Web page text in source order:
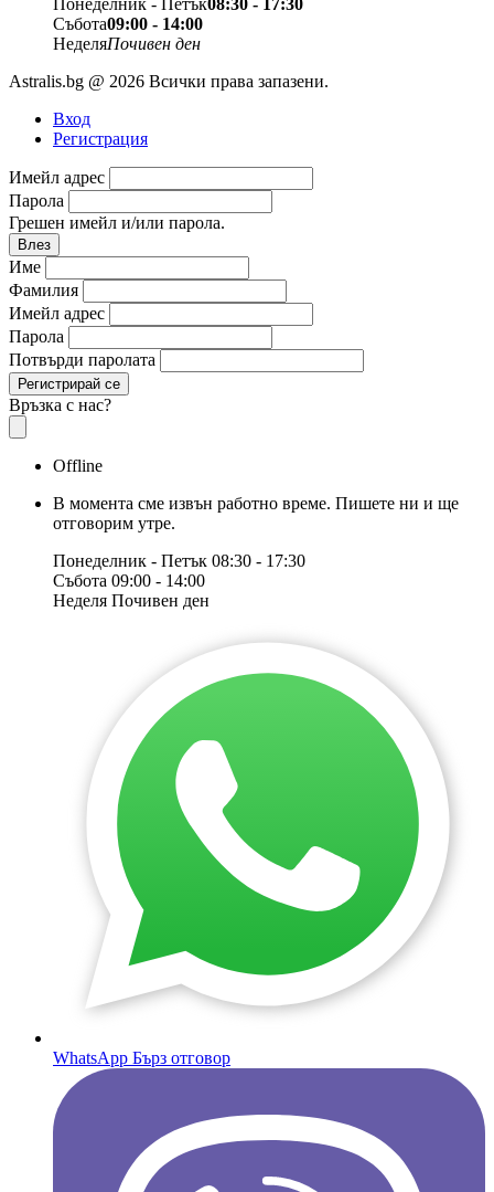
Събота09:00 - 14:00
НеделяПочивен ден
Astralis.bg @ 2026 Всички права запазени.
Вход
Регистрация
Имейл адрес
Парола
Грешен имейл и/или парола.
Влез
Име
Фамилия
Имейл адрес
Парола
Потвърди паролата
Регистрирай се
Връзка с нас?
Offline
В момента сме извън работно време. Пишете ни и ще
отговорим утре.
Понеделник - Петък 08:30 - 17:30
Събота 09:00 - 14:00
Неделя Почивен ден
WhatsApp Бърз отговор